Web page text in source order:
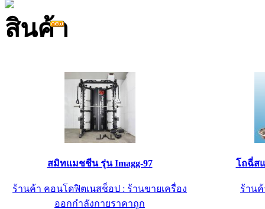
สมิทแมชชีน รุ่น Imagg-97
ร้านค้า คอนโดฟิตเนสช็อป : ร้านขายเครื่อง
ออกกำลังกายราคาถูก
โถฉี่สแ
ร้านค้